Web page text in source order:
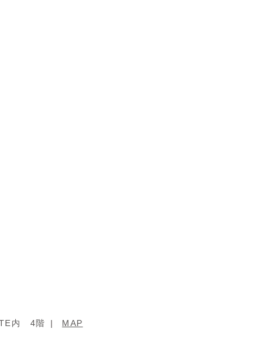
内 4階 MAP